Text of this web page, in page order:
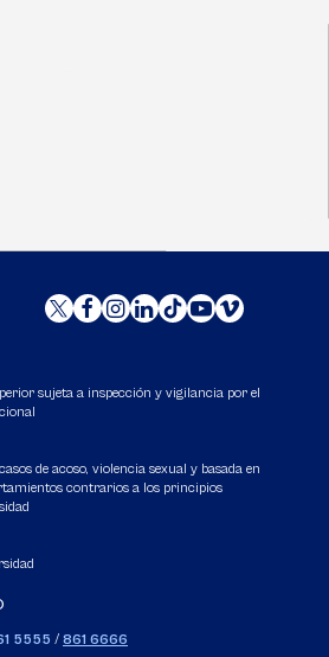
sujeta a inspección y vigilancia por el
de acoso, violencia sexual y basada en
contrarios a los principios
5555 / 861 6666